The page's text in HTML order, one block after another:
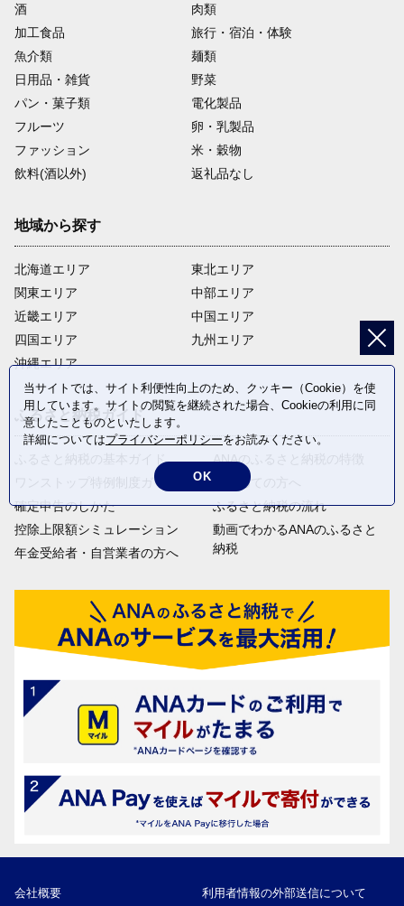
酒
肉類
加工食品
旅行・宿泊・体験
魚介類
麺類
日用品・雑貨
野菜
パン・菓子類
電化製品
フルーツ
卵・乳製品
ファッション
米・穀物
飲料(酒以外)
返礼品なし
地域から探す
北海道エリア
関東エリア
近畿エリア
四国エリア
沖縄エリア
東北エリア
中部エリア
中国エリア
九州エリア
ふるさと納税ガイド
ふるさと納税の基本ガイド
ワンストップ特例制度ガイド
確定申告のしかた
控除上限額シミュレーション
年金受給者・自営業者の方へ
ANAのふるさと納税の特徴
はじめての方へ
ふるさと納税の流れ
動画でわかるANAのふるさと
納税
会社概要 利用者情報の外部送信について
当サイトでは、サイト利便性向上のため、クッキー（Cookie）を使
用しています。サイトの閲覧を継続された場合、Cookieの利用に同
意したことものといたします。
詳細についてはプライバシーポリシーをお読みください。
OK